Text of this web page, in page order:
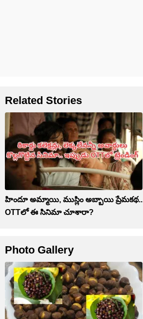
Related Stories
హిందూ అమ్మాయి, ముస్లిం అబ్బాయి ప్రేమకథ..
OTTలో ఈ సినిమా చూశారా?
Photo Gallery